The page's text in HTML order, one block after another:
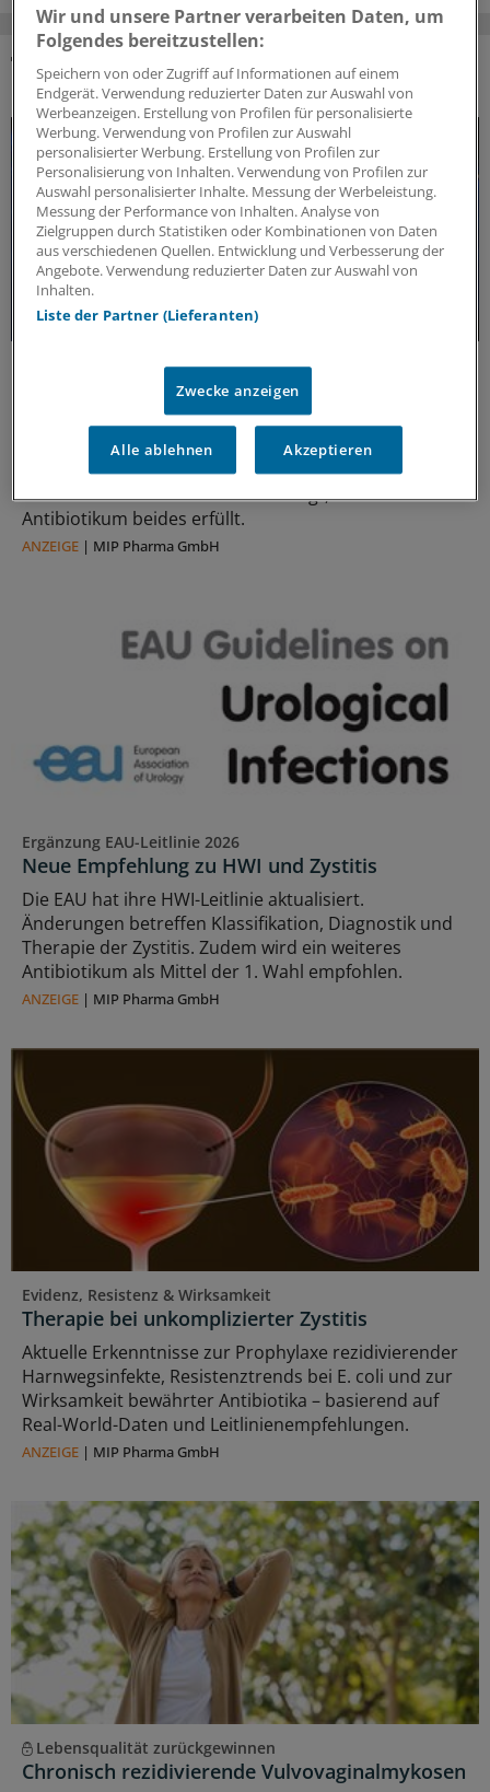
DAS KÖNNTE SIE AUCH INTERESSIEREN
Forschungs-Update
Neue Antibiotika-Studie entschlüsselt
besonderen Wirkmechanismus
Für die Langzeitprophylaxe von Harnwegsinfektionen
sind geringe Resistenzraten und gute Verträglichkeit
entscheidend. Eine neue Studie zeigt, warum dieses
Antibiotikum beides erfüllt.
ANZEIGE | MIP Pharma GmbH
Ergänzung EAU-Leitlinie 2026
Neue Empfehlung zu HWI und Zystitis
Die EAU hat ihre HWI-Leitlinie aktualisiert.
Änderungen betreffen Klassifikation, Diagnostik und
Therapie der Zystitis. Zudem wird ein weiteres
Antibiotikum als Mittel der 1. Wahl empfohlen.
ANZEIGE | MIP Pharma GmbH
Evidenz, Resistenz & Wirksamkeit
Therapie bei unkomplizierter Zystitis
Aktuelle Erkenntnisse zur Prophylaxe rezidivierender
Harnwegsinfekte, Resistenztrends bei E. coli und zur
Wirksamkeit bewährter Antibiotika – basierend auf
Real-World-Daten und Leitlinienempfehlungen.
ANZEIGE | MIP Pharma GmbH
Lebensqualität zurückgewinnen
Chronisch rezidivierende Vulvovaginalmykosen
Wir und unsere Partner verarbeiten Daten, um
Folgendes bereitzustellen:
Speichern von oder Zugriff auf Informationen auf einem
Endgerät. Verwendung reduzierter Daten zur Auswahl von
Werbeanzeigen. Erstellung von Profilen für personalisierte
Werbung. Verwendung von Profilen zur Auswahl
personalisierter Werbung. Erstellung von Profilen zur
Personalisierung von Inhalten. Verwendung von Profilen zur
Auswahl personalisierter Inhalte. Messung der Werbeleistung.
Messung der Performance von Inhalten. Analyse von
Zielgruppen durch Statistiken oder Kombinationen von Daten
aus verschiedenen Quellen. Entwicklung und Verbesserung der
Angebote. Verwendung reduzierter Daten zur Auswahl von
Inhalten.
Liste der Partner (Lieferanten)
Zwecke anzeigen
Alle ablehnen Akzeptieren